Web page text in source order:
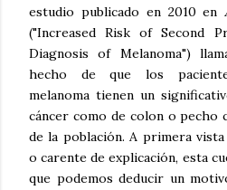
estudio publicado en 2010 en
("Increased Risk of Second
Diagnosis of Melanoma")
hecho de que los
melanoma tienen un
cáncer como de colon o pecho
de la población. A primera
o carente de explicación, esta
que podemos deducir un